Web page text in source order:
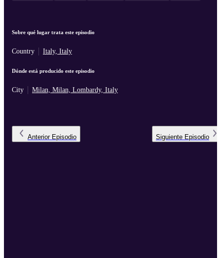
Sobre qué lugar trata este episodio
Country Italy, Italy
Dónde está producido este episodio
City Milan, Milan, Lombardy, Italy
Anterior Episodio Siguiente Episodio